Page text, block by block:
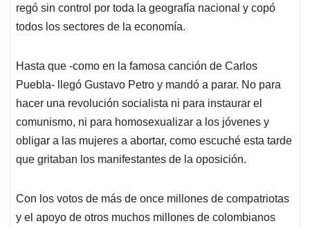
regó sin control por toda la geografía nacional y copó
todos los sectores de la economía.
Hasta que -como en la famosa canción de Carlos
Puebla- llegó Gustavo Petro y mandó a parar. No para
hacer una revolución socialista ni para instaurar el
comunismo, ni para homosexualizar a los jóvenes y
obligar a las mujeres a abortar, como escuché esta tarde
que gritaban los manifestantes de la oposición.
Con los votos de más de once millones de compatriotas
y el apoyo de otros muchos millones de colombianos